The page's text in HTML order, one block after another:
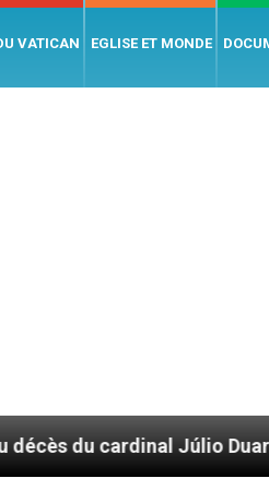
VATICAN EGLISE ET MONDE
Duarte Langa Le